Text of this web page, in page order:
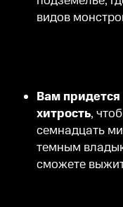
видов
Вам
хитрость,
семнадцать
темным
сможете